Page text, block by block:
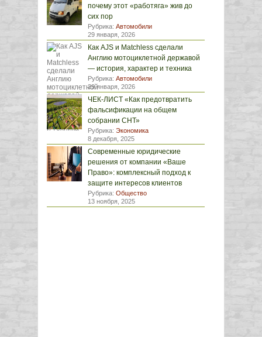
почему этот «работяга» жив до
сих пор
Рубрика: Автомобили
29 января, 2026
Как AJS и Matchless сделали
Англию мотоциклетной державой
— история, характер и техника
Рубрика: Автомобили
29 января, 2026
ЧЕК-ЛИСТ «Как предотвратить
фальсификации на общем
собрании СНТ»
Рубрика: Экономика
8 декабря, 2025
Современные юридические
решения от компании «Ваше
Право»: комплексный подход к
защите интересов клиентов
Рубрика: Общество
13 ноября, 2025